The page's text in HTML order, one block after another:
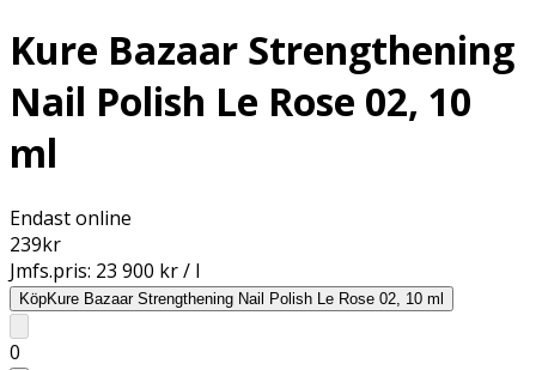
Kure Bazaar Strengthening
Nail Polish Le Rose 02, 10
ml
Endast online
239kr
Jmfs.pris: 23 900 kr / l
KöpKure Bazaar Strengthening Nail Polish Le Rose 02, 10 ml
0